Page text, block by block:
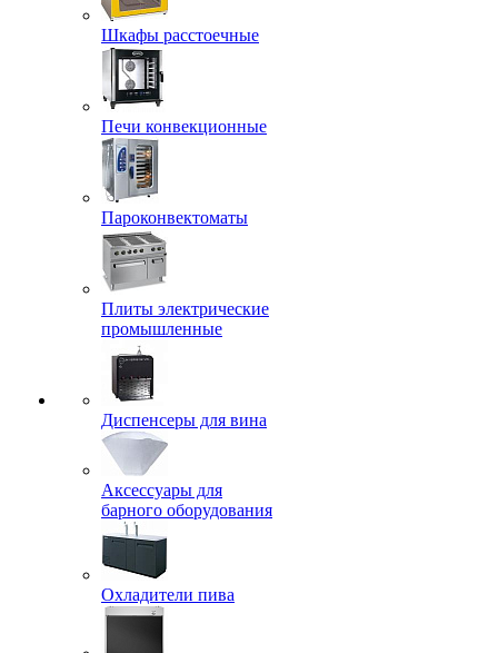
Шкафы расстоечные
Печи конвекционные
Пароконвектоматы
Плиты электрические
промышленные
Диспенсеры для вина
Аксессуары для
барного оборудования
Охладители пива